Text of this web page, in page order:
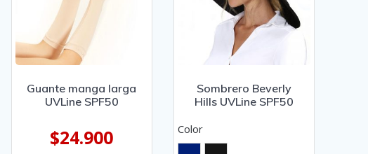
Guante manga larga
UVLine SPF50
$24.900
Sombrero Beverly
Hills UVLine SPF50
Color